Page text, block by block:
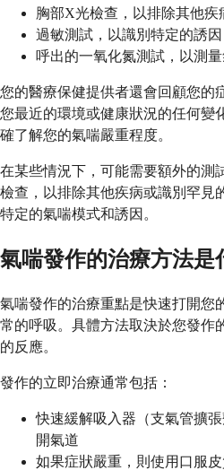
胸部X光檢查，以排除其他疾
過敏測試，以識別特定的誘因
呼出的一氧化氮測試，以測
您的醫療保健提供者還會回顧您的
您最近的環境或健康狀況的任何變
確了解您的氣喘嚴重程度。
在某些情況下，可能需要額外的測
檢查，以排除其他疾病或識別罕見
特定的氣喘模式和誘因。
氣喘發作的治療方法是
氣喘發作的治療重點是快速打開您
常的呼吸。具體方法取決於您發作
的反應。
發作的立即治療通常包括：
快速緩解吸入器（支氣管擴
開氣道
如果症狀嚴重，則使用口服